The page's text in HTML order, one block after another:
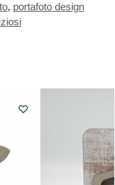
, portafoto design